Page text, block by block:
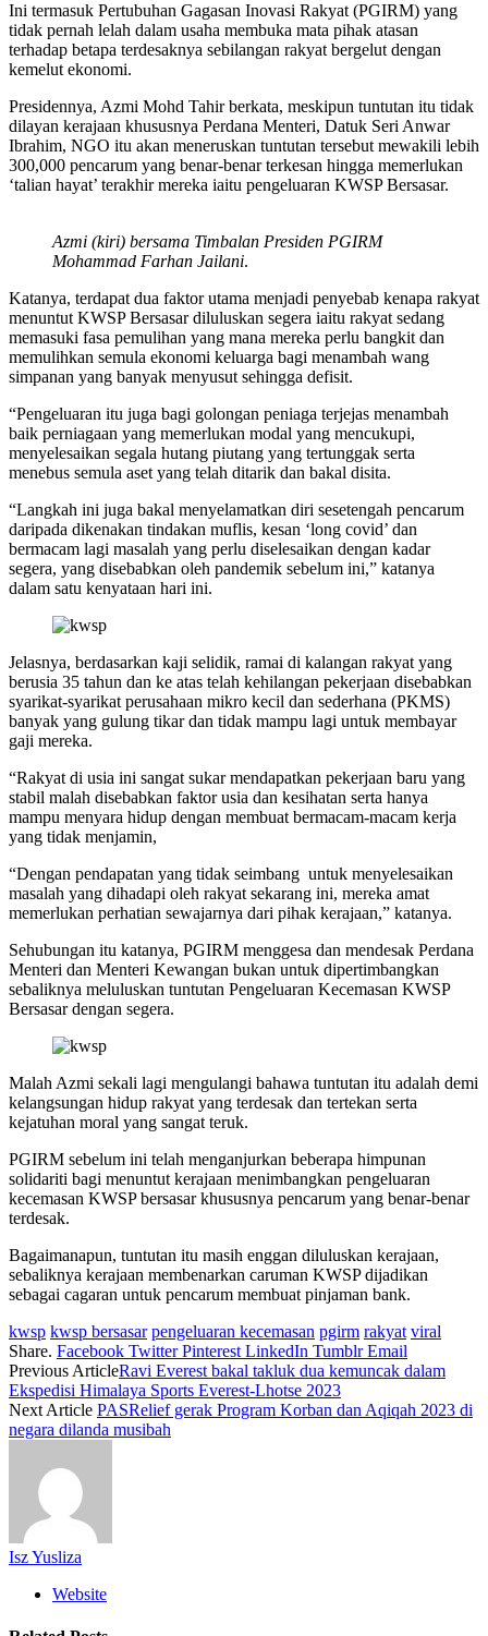
Ini termasuk Pertubuhan Gagasan Inovasi Rakyat (PGIRM) yang
tidak pernah lelah dalam usaha membuka mata pihak atasan
terhadap betapa terdesaknya sebilangan rakyat bergelut dengan
kemelut ekonomi.
Presidennya, Azmi Mohd Tahir berkata, meskipun tuntutan itu tidak
dilayan kerajaan khususnya Perdana Menteri, Datuk Seri Anwar
Ibrahim, NGO itu akan meneruskan tuntutan tersebut mewakili lebih
300,000 pencarum yang benar-benar terkesan hingga memerlukan
‘talian hayat’ terakhir mereka iaitu pengeluaran KWSP Bersasar.
Azmi (kiri) bersama Timbalan Presiden PGIRM
Mohammad Farhan Jailani.
Katanya, terdapat dua faktor utama menjadi penyebab kenapa rakyat
menuntut KWSP Bersasar diluluskan segera iaitu rakyat sedang
memasuki fasa pemulihan yang mana mereka perlu bangkit dan
memulihkan semula ekonomi keluarga bagi menambah wang
simpanan yang banyak menyusut sehingga defisit.
“Pengeluaran itu juga bagi golongan peniaga terjejas menambah
baik perniagaan yang memerlukan modal yang mencukupi,
menyelesaikan segala hutang piutang yang tertunggak serta
menebus semula aset yang telah ditarik dan bakal disita.
“Langkah ini juga bakal menyelamatkan diri sesetengah pencarum
daripada dikenakan tindakan muflis, kesan ‘long covid’ dan
bermacam lagi masalah yang perlu diselesaikan dengan kadar
segera, yang disebabkan oleh pandemik sebelum ini,” katanya
dalam satu kenyataan hari ini.
Jelasnya, berdasarkan kaji selidik, ramai di kalangan rakyat yang
berusia 35 tahun dan ke atas telah kehilangan pekerjaan disebabkan
syarikat-syarikat perusahaan mikro kecil dan sederhana (PKMS)
banyak yang gulung tikar dan tidak mampu lagi untuk membayar
gaji mereka.
“Rakyat di usia ini sangat sukar mendapatkan pekerjaan baru yang
stabil malah disebabkan faktor usia dan kesihatan serta hanya
mampu menyara hidup dengan membuat bermacam-macam kerja
yang tidak menjamin,
“Dengan pendapatan yang tidak seimbang untuk menyelesaikan
masalah yang dihadapi oleh rakyat sekarang ini, mereka amat
memerlukan perhatian sewajarnya dari pihak kerajaan,” katanya.
Sehubungan itu katanya, PGIRM menggesa dan mendesak Perdana
Menteri dan Menteri Kewangan bukan untuk dipertimbangkan
sebaliknya meluluskan tuntutan Pengeluaran Kecemasan KWSP
Bersasar dengan segera.
Malah Azmi sekali lagi mengulangi bahawa tuntutan itu adalah demi
kelangsungan hidup rakyat yang terdesak dan tertekan serta
kejatuhan moral yang sangat teruk.
PGIRM sebelum ini telah menganjurkan beberapa himpunan
solidariti bagi menuntut kerajaan menimbangkan pengeluaran
kecemasan KWSP bersasar khususnya pencarum yang benar-benar
terdesak.
Bagaimanapun, tuntutan itu masih enggan diluluskan kerajaan,
sebaliknya kerajaan membenarkan caruman KWSP dijadikan
sebagai cagaran untuk pencarum membuat pinjaman bank.
kwsp kwsp bersasar pengeluaran kecemasan pgirm rakyat viral
Share. Facebook Twitter Pinterest LinkedIn Tumblr Email
Previous ArticleRavi Everest bakal takluk dua kemuncak dalam
Ekspedisi Himalaya Sports Everest-Lhotse 2023
Next Article PASRelief gerak Program Korban dan Aqiqah 2023 di
negara dilanda musibah
Isz Yusliza
Website